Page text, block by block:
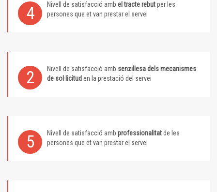
4 Nivell de satisfacció amb el tracte rebutper les
persones que et van prestar el servei
2 Nivell de satisfacció amb senzillesa dels mecanismes
de sol·licitud en la prestació del servei
5 Nivell de satisfacció amb professionalitatde les
persones que et van prestar el servei